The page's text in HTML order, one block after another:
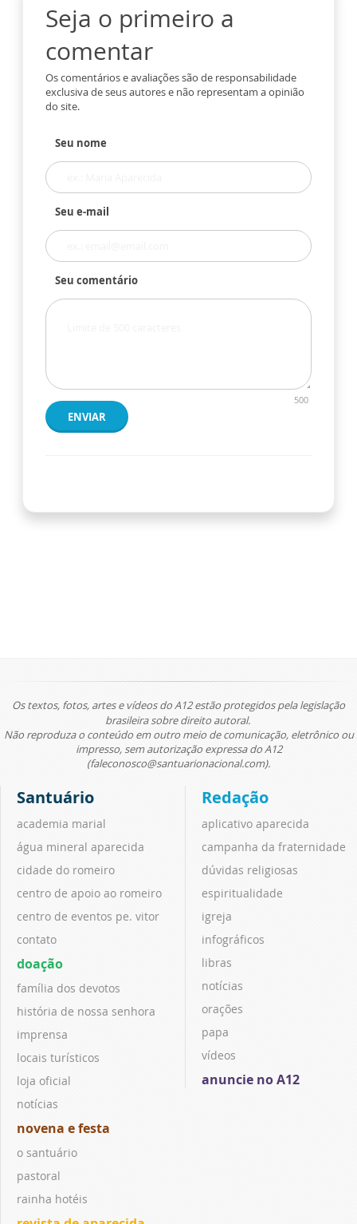
Seja o primeiro a
comentar
Os comentários e avaliações são de responsabilidade
exclusiva de seus autores e não representam a opinião
do site.
Seu nome
Seu e-mail
Seu comentário
500
ENVIAR
Os textos, fotos, artes e vídeos do A12 estão protegidos pela legislação
brasileira sobre direito autoral.
Não reproduza o conteúdo em outro meio de comunicação, eletrônico ou
impresso, sem autorização expressa do A12
(faleconosco@santuarionacional.com).
Santuário
academia marial
água mineral aparecida
cidade do romeiro
centro de apoio ao romeiro
centro de eventos pe. vitor
contato
doação
família dos devotos
história de nossa senhora
imprensa
locais turísticos
loja oficial
notícias
novena e festa
o santuário
pastoral
rainha hotéis
Redação
aplicativo aparecida
campanha da fraternidade
dúvidas religiosas
espiritualidade
igreja
infográficos
libras
notícias
orações
papa
vídeos
anuncie no A12